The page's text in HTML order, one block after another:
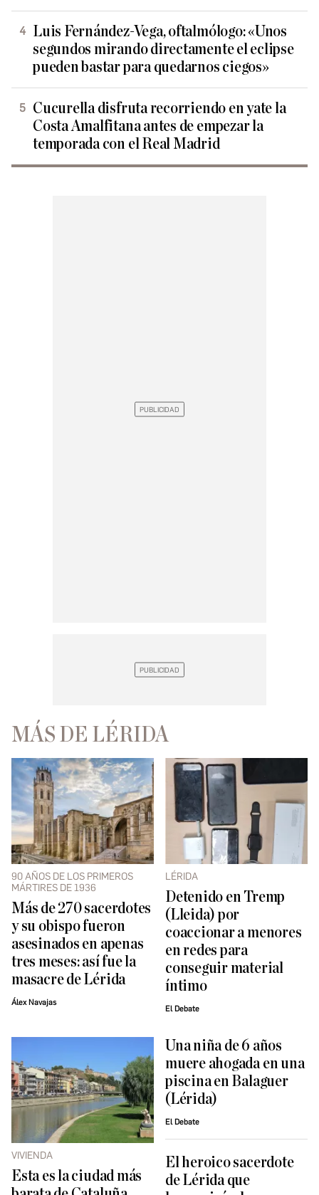
Luis Fernández-Vega, oftalmólogo: «Unos
segundos mirando directamente el eclipse
pueden bastar para quedarnos ciegos»
Cucurella disfruta recorriendo en yate la
Costa Amalfitana antes de empezar la
temporada con el Real Madrid
MÁS DE LÉRIDA
90 AÑOS DE LOS PRIMEROS
MÁRTIRES DE 1936
Más de 270 sacerdotes
y su obispo fueron
asesinados en apenas
tres meses: así fue la
masacre de Lérida
Álex Navajas
LÉRIDA
Detenido en Tremp
(Lleida) por
coaccionar a menores
en redes para
conseguir material
íntimo
El Debate
VIVIENDA
Esta es la ciudad más
Una niña de 6 años
muere ahogada en una
piscina en Balaguer
(Lérida)
El Debate
El heroico sacerdote
de Lérida que